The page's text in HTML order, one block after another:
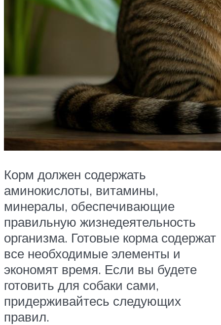
Корм должен содержать
аминокислоты, витамины,
минералы, обеспечивающие
правильную жизнедеятельность
организма. Готовые корма содержат
все необходимые элементы и
экономят время. Если вы будете
готовить для собаки сами,
придерживайтесь следующих
правил.